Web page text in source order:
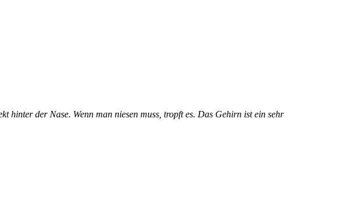
hinter der Nase. Wenn man niesen muss, tropft es. Das Gehirn ist ein sehr